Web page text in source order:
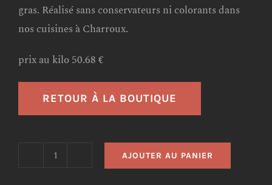
gras. Réalisé sans conservateurs ni colorants dans
nos cuisines à Charroux.
prix au kilo 50.68 €
RETOUR À LA BOUTIQUE
quantité
AJOUTER AU PANIER